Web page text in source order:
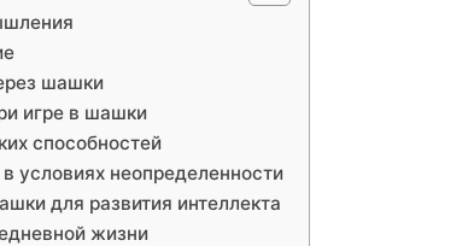
шашки
игре в шашки
способностей
условиях неопределенности
для развития интеллекта
жизни